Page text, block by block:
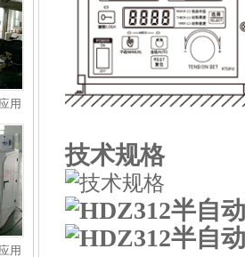
用
用
技术规格